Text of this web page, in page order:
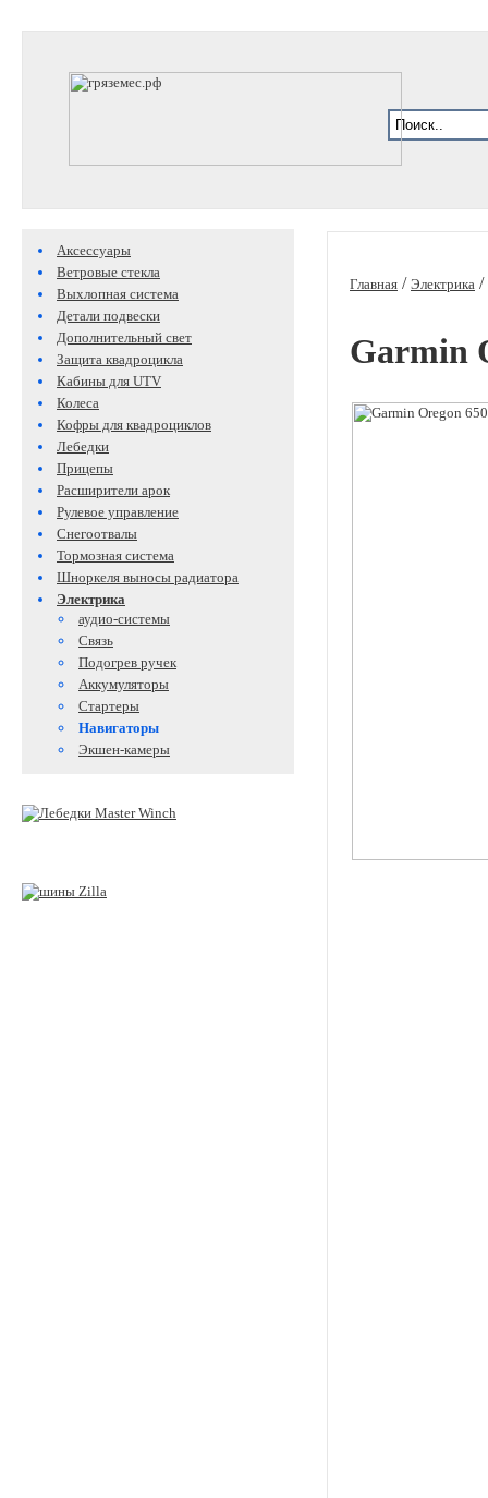
Аксессуары
Ветровые стекла
Выхлопная система
Детали подвески
Дополнительный свет
Защита квадроцикла
Кабины для UTV
Колеса
Кофры для квадроциклов
Лебедки
Прицепы
Расширители арок
Рулевое управление
Снегоотвалы
Тормозная система
Шноркеля выносы радиатора
Электрика
аудио-системы
Связь
Подогрев ручек
Аккумуляторы
Стартеры
Навигаторы
Экшен-камеры
Главная / Электрика /
Garmin